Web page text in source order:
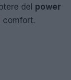
del power
comfort.